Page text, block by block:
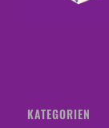
KATEGORIEN